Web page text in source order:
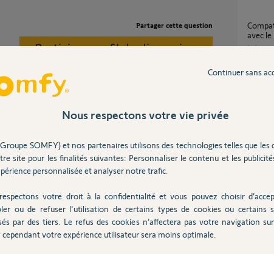
Partager cette question
Participer au fil de discussion
compatibilité du moteur 5073787A/5073809A
avec le
4réponses
Nous respectons votre vie privée
SOMFY) et nos partenaires utilisons des technologies telles que les
site pour les finalités suivantes: Personnaliser le contenu et les
personnalisée et analyser notre trafic.
votre droit à la confidentialité et vous pouvez choisir
ou de refuser l'utilisation de certains types de cookies ou certains
par des tiers. Le refus des cookies n’affectera pas votre navigation
votre expérience utilisateur sera moins optimale.
Continuer sans